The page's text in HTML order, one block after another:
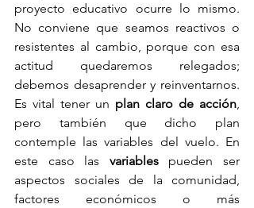
proyecto educativo ocurre lo mismo.
No conviene que seamos reactivos o
resistentes al cambio, porque con esa
actitud quedaremos relegados;
debemos desaprender y reinventarnos.
Es vital tener un plan claro de acción,
pero también que dicho plan
contemple las variables del vuelo. En
este caso las variables pueden ser
aspectos sociales de la comunidad,
factores económicos o más